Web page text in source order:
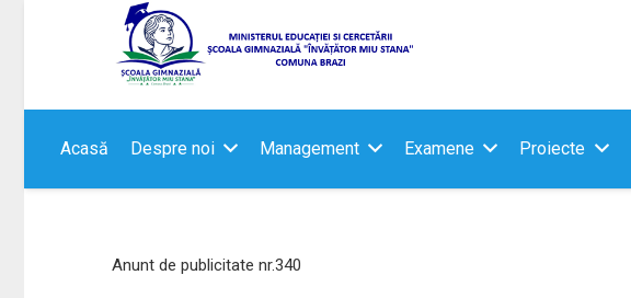
Acasă Despre noi Management Examene Proiecte
Anunt de publicitate nr.340